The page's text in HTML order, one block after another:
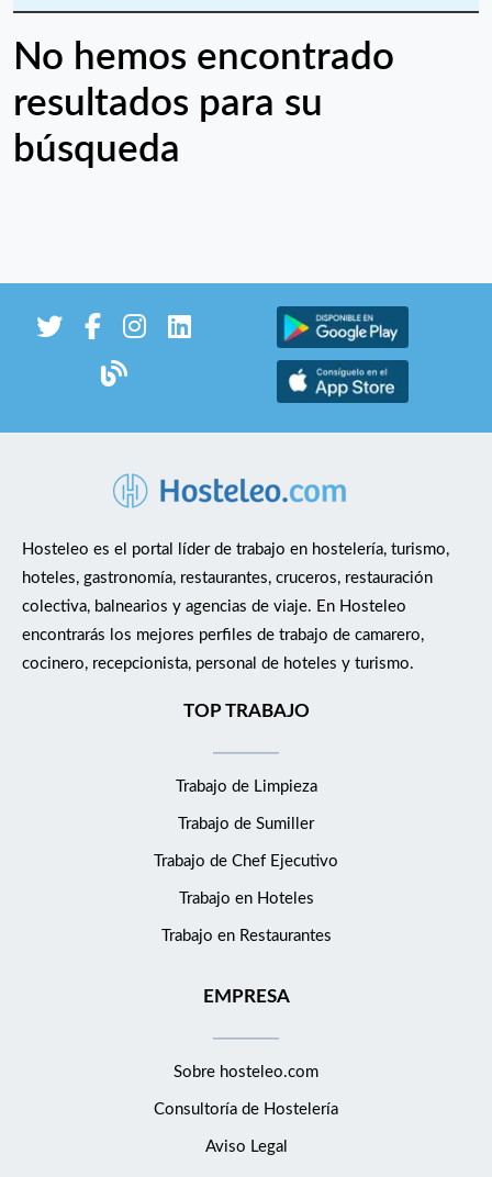
No hemos encontrado
resultados para su
búsqueda
Hosteleo es el portal líder de trabajo en hostelería, turismo,
hoteles, gastronomía, restaurantes, cruceros, restauración
colectiva, balnearios y agencias de viaje. En Hosteleo
encontrarás los mejores perfiles de trabajo de camarero,
cocinero, recepcionista, personal de hoteles y turismo.
TOP TRABAJO
Trabajo de Limpieza
Trabajo de Sumiller
Trabajo de Chef Ejecutivo
Trabajo en Hoteles
Trabajo en Restaurantes
EMPRESA
Sobre hosteleo.com
Consultoría de Hostelería
Aviso Legal